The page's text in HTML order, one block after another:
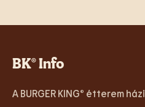
BK® Info
A BURGER KING® étterem